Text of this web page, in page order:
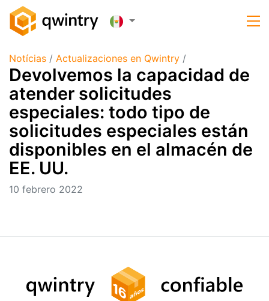
Notícias / Actualizaciones en Qwintry /
Devolvemos la capacidad de
atender solicitudes
especiales: todo tipo de
solicitudes especiales están
disponibles en el almacén de
EE. UU.
10 febrero 2022